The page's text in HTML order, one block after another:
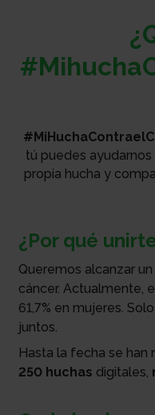
tú puedes
propia hucha y
¿Por qué
Queremos alcanzar
cáncer. Actualmente,
61,7% en mujeres.
juntos.
Hasta la fecha se han
250 huchas digitales,